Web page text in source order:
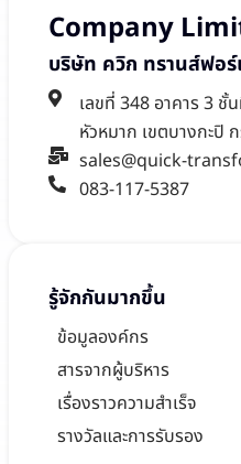
Company
บริษัท ควิก ทรานส์ฟอ
เลขที่ 348 อาคาร 3
หัวหมาก เขตบางกะปิ
sales@quick-
083-117-5387
รู้จักกันมากขึ้น
ข้อมูลองค์กร
สารจากผู้บริหาร
เรื่องราวความสำเร็จ
รางวัลและการรับรอง